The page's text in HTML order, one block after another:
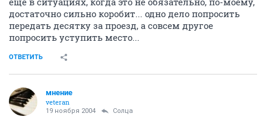
достаточно сильно коробит... одно дело попросить
передать десятку за проезд, а совсем другое
попросить уступить место...
ОТВЕТИТЬ
мнение
veteran
19 ноября 2004 Солца